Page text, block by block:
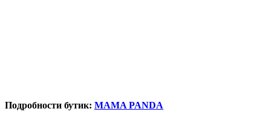
Подробности бутик: MAMA PANDA